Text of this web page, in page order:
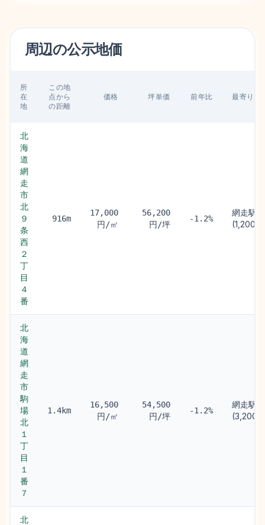
周辺の公示地価
所
在
地
この地
点から
の距離
価格 坪単価 前年比 最寄り駅
北
海
道
網
走
市
北
９
条
西
２
丁
目
４
番
916m
17,000
円/㎡
56,200
円/坪
-1.2%
網走駅
(1,200m)
北
海
道
網
走
市
駒
場
北
１
丁
目
１
番
７
1.4km
16,500
円/㎡
54,500
円/坪
-1.2%
網走駅
北